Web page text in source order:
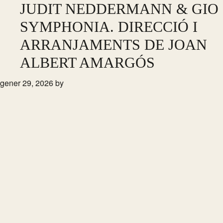
content
JUDIT NEDDERMANN & GIO
SYMPHONIA. DIRECCIÓ I
ARRANJAMENTS DE JOAN
ALBERT AMARGÓS
gener 29, 2026by